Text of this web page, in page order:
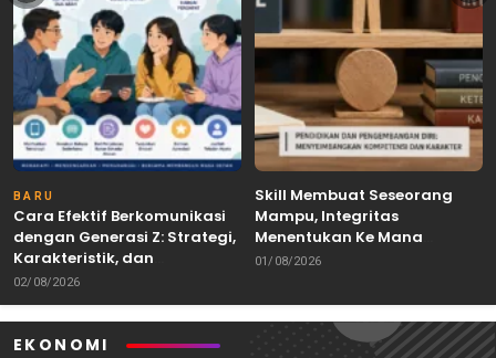
BARU
Cara Efektif Berkomunikasi
dengan Generasi Z: Strategi,
Karakteristik, dan
Tantangannya
02/08/2026
Skill Membuat Seseorang
Mampu, Integritas
Menentukan Ke Mana
Kemampuan Itu Dibawa
01/08/2026
EKONOMI